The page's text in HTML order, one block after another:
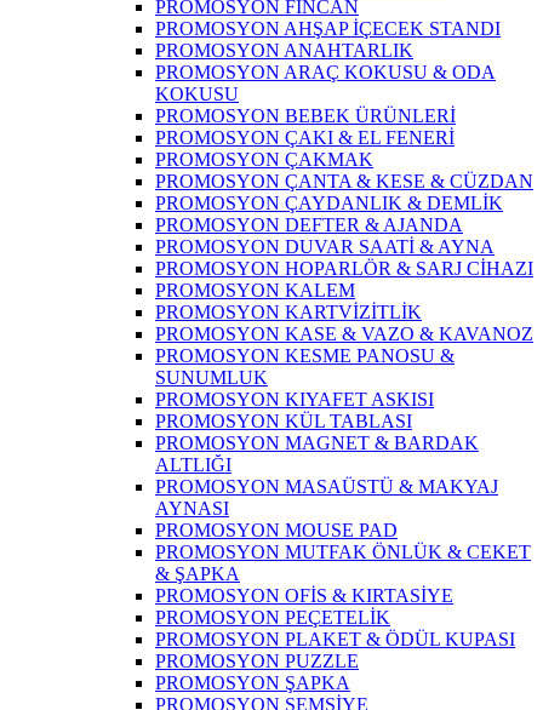
PROMOSYON FİNCAN
PROMOSYON AHŞAP İÇECEK STANDI
PROMOSYON ANAHTARLIK
PROMOSYON ARAÇ KOKUSU & ODA
KOKUSU
PROMOSYON BEBEK ÜRÜNLERİ
PROMOSYON ÇAKI & EL FENERİ
PROMOSYON ÇAKMAK
PROMOSYON ÇANTA & KESE & CÜZDAN
PROMOSYON ÇAYDANLIK & DEMLİK
PROMOSYON DEFTER & AJANDA
PROMOSYON DUVAR SAATİ & AYNA
PROMOSYON HOPARLÖR & SARJ CİHAZI
PROMOSYON KALEM
PROMOSYON KARTVİZİTLİK
PROMOSYON KASE & VAZO & KAVANOZ
PROMOSYON KESME PANOSU &
SUNUMLUK
PROMOSYON KIYAFET ASKISI
PROMOSYON KÜL TABLASI
PROMOSYON MAGNET & BARDAK
ALTLIĞI
PROMOSYON MASAÜSTÜ & MAKYAJ
AYNASI
PROMOSYON MOUSE PAD
PROMOSYON MUTFAK ÖNLÜK & CEKET
& ŞAPKA
PROMOSYON OFİS & KIRTASİYE
PROMOSYON PEÇETELİK
PROMOSYON PLAKET & ÖDÜL KUPASI
PROMOSYON PUZZLE
PROMOSYON ŞAPKA
PROMOSYON ŞEMSİYE